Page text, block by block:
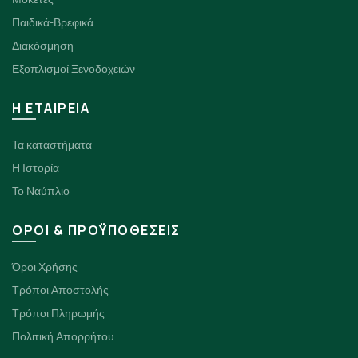
Παιδικά-Βρεφικά
Διακόσμηση
Εξοπλισμοί Ξενοδοχειών
H ΕΤΑΙΡΕΙΑ
Τα καταστήματα
Η Ιστορία
Το Ναύπλιο
ΟΡΟΙ & ΠΡΟΫΠΟΘΕΣΕΙΣ
Όροι Χρήσης
Τρόποι Αποστολής
Τρόποι Πληρωμής
Πολιτική Απορρήτου